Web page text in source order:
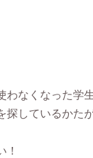
わなくなった学
探しているかた
！